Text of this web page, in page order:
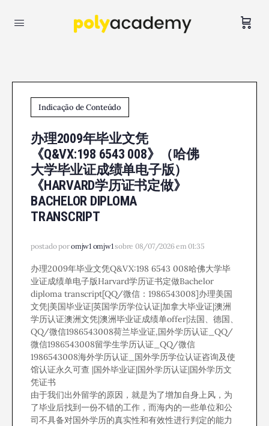
Indicação de Conteúdo
办理2009年毕业文凭
《Q&VX:198 6543 008》（哈佛
大学毕业证成绩单电子版）
《HARVARD学历证书定做》
BACHELOR DIPLOMA
TRANSCRIPT
postado poromjw1 omjw1sobre 08/07/2026 em 01:35
办理2009年毕业文凭Q&VX:198 6543 008哈佛大学毕
业证成绩单电子版Harvard学历证书定做Bachelor
diploma transcript[QQ/微信：1986543008]办理美国
文凭|美国毕业证|英国学历学位认证|加拿大毕业证|澳洲
学历认证澳洲文凭|澳洲毕业证成绩单offer|法国、德国、
QQ/微信1986543008荷兰毕业证,国外学历认证_QQ/
微信1986543008留学生学历认证_QQ/微信
1986543008海外学历认证_国外学历学位认证咨询及使
馆认证永久可查 |国外毕业证|国外学历认证|国外学历文
凭证书
由于我们出外留学的原因，就是为了增加自身上风，为
了毕业后找到一份不错的工作，而海内的一些单位和公
司不具备对国外学历的真实性和有效性进行判定的能力